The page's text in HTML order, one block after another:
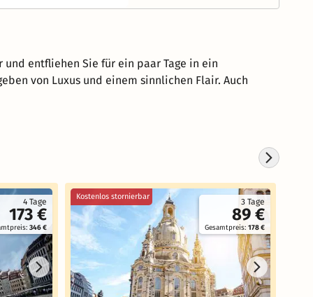
entfliehen Sie für ein paar Tage in ein
von Luxus und einem sinnlichen Flair. Auch
4 Tage
173 €
346 €
3 Tage
89 €
Gesamtpreis: 178 €
Kostenlos stornierbar